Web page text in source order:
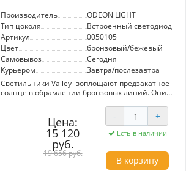
Производитель
ODEON LIGHT
Тип цоколя
Встроенный светодиод
Артикул
0050105
Цвет
бронзовый/бежевый
Самовывоз
Сегодня
Курьером
Завтра/послезавтра
Светильники Valley воплощают предзакатное
солнце в обрамлении бронзовых линий. Они
травертин а с нарочито подрубленным краем,
освещенным отраженным светом.
Цена:
15 120
руб.
19 656 руб.
- +
Есть в наличии
В корзину